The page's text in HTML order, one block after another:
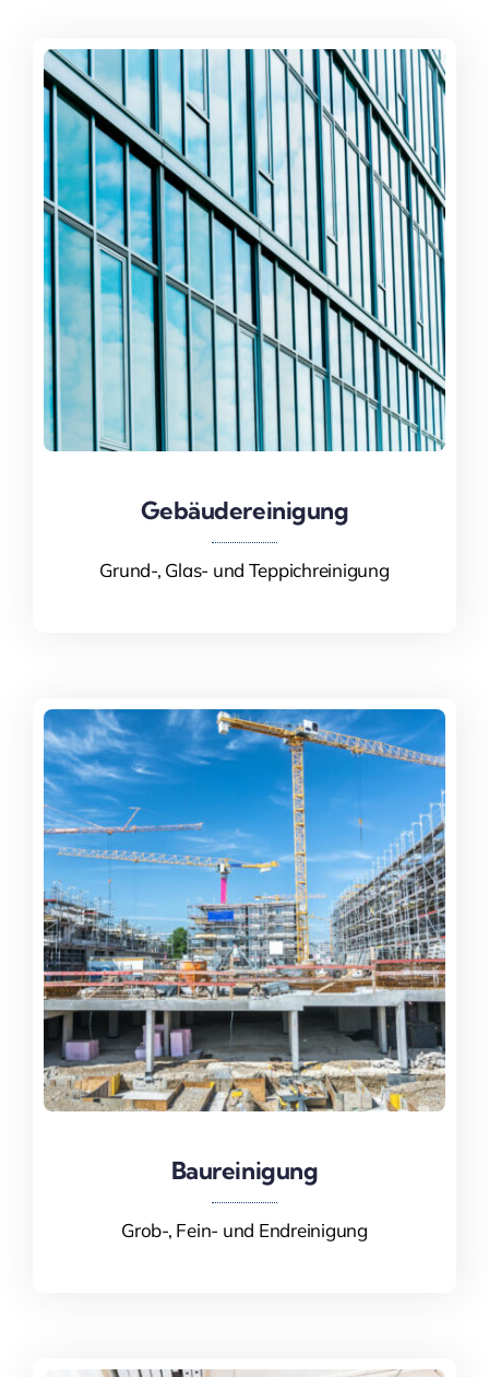
Gebäudereinigung
Grund-, Glas- und Teppichreinigung
Gebäudereinigung
Mehr Informationen
Baureinigung
Grob-, Fein- und Endreinigung
Baureinigung
Mehr Informationen